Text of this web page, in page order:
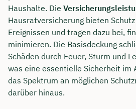
Haushalte. Die
Hausratversicherung bieten
Ereignissen und tragen dazu bei,
minimieren. Die Basisdeckung
Schäden durch Feuer, Sturm und
was eine essentielle Sicherheit im
das Spektrum an möglichen
darüber hinaus.